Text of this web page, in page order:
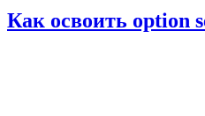
Как освоить option